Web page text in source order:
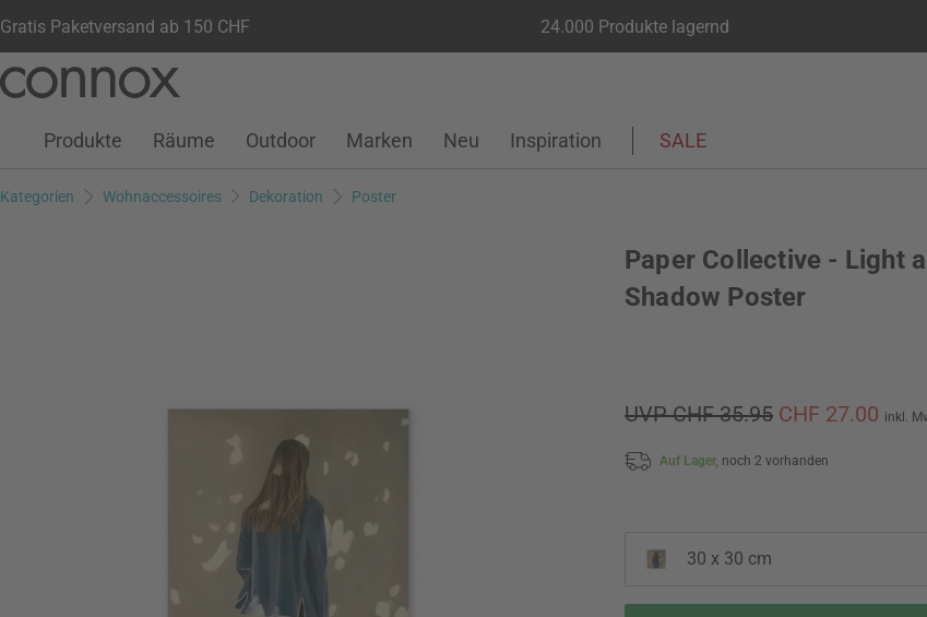
Gratis Paketversand ab 150 CHF 24.000 Produkte lagernd
Seiteninhalt
Suchfeld
Kundenkonto
Wunschliste
Warenkorb
Produkte Räume Outdoor Marken Neu Inspiration SALE
Kategorien Wohnaccessoires Dekoration Poster
Paper Collective - Light
Shadow Poster
UVP CHF 35.95 CHF 27.00 inkl.
Auf Lager, noch 2 vorhanden
30 x 30 cm